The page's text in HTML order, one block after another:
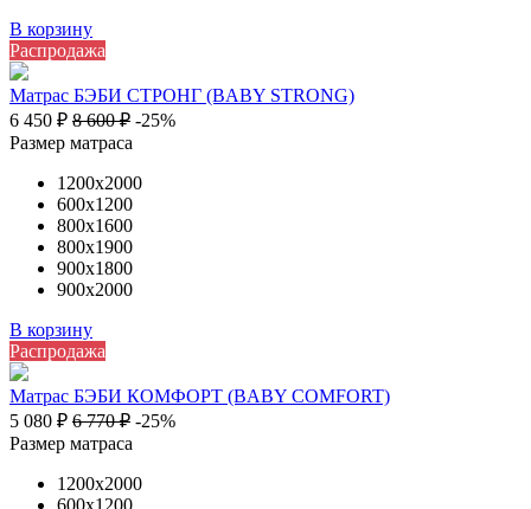
В корзину
Распродажа
Матрас БЭБИ СТРОНГ (BABY STRONG)
6 450 ₽ 8 600₽ -25%
Размер матраса
1200х2000
600х1200
800х1600
800х1900
900х1800
900х2000
В корзину
Распродажа
Матрас БЭБИ КОМФОРТ (BABY COMFORT)
5 080 ₽ 6 770₽ -25%
Размер матраса
1200х2000
600х1200